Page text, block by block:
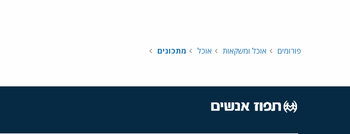
פורומים אוכל ומשקאות אוכל מתכונים